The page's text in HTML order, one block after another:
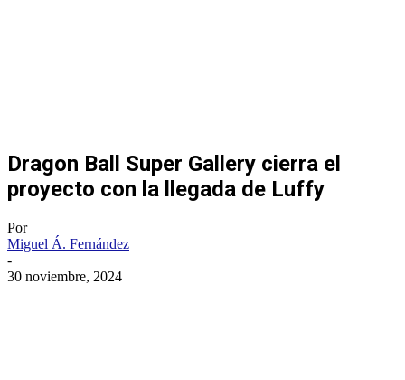
Dragon Ball Super Gallery cierra el
proyecto con la llegada de Luffy
Por
Miguel Á. Fernández
-
30 noviembre, 2024